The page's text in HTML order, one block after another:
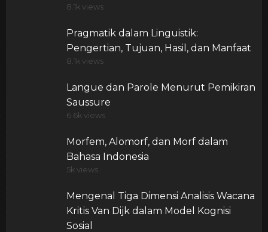
8.1k views
Pragmatik dalam Linguistik:
Pengertian, Tujuan, Hasil, dan Manfaat
8.1k views
Langue dan Parole Menurut Pemikiran
Saussure
6.6k views
Morfem, Alomorf, dan Morf dalam
Bahasa Indonesia
5k views
Mengenal Tiga Dimensi Analisis Wacana
Kritis Van Dijk dalam Model Kognisi
Sosial